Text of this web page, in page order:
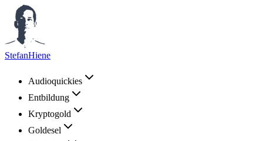
StefanHiene
Audioquickies
Entbildung
Kryptogold
Goldesel